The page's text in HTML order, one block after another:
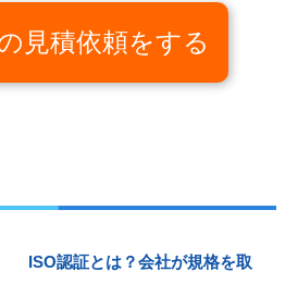
見積依頼をする
ISO認証とは？会社が規格を取